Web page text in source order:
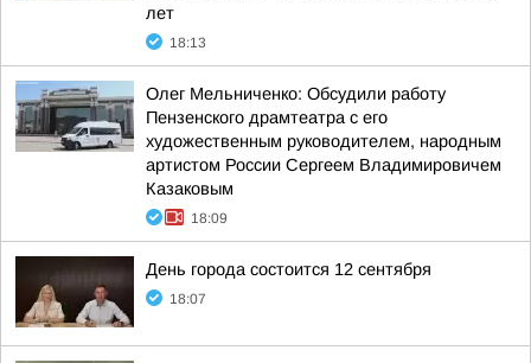
лет
18:13
Олег Мельниченко: Обсудили работу
Пензенского драмтеатра с его
художественным руководителем, народным
артистом России Сергеем Владимировичем
Казаковым
18:09
День города состоится 12 сентября
18:07